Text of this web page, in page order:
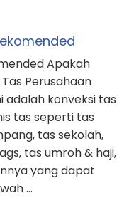
Apakah
Perusahaan
adalah konveksi tas
tas seperti tas
tas sekolah,
tas umroh & haji,
yang dapat
…